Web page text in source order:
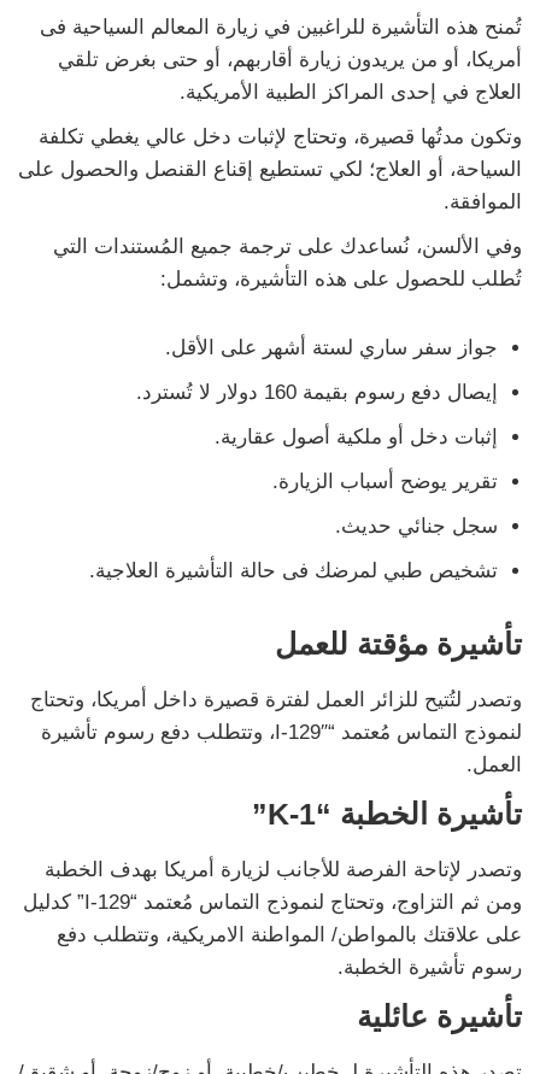
تُمنح هذه التأشيرة للراغبين في زيارة المعالم السياحية فى
أمريكا، أو من يريدون زيارة أقاربهم، أو حتى بغرض تلقي
العلاج في إحدى المراكز الطبية الأمريكية.
وتكون مدتُها قصيرة، وتحتاج لإثبات دخل عالي يغطي تكلفة
السياحة، أو العلاج؛ لكي تستطيع إقناع القنصل والحصول على
الموافقة.
وفي الألسن، نُساعدك على ترجمة جميع المُستندات التي
تُطلب للحصول على هذه التأشيرة، وتشمل:
جواز سفر ساري لستة أشهر على الأقل.
إيصال دفع رسوم بقيمة 160 دولار لا تُسترد.
إثبات دخل أو ملكية أصول عقارية.
تقرير يوضح أسباب الزيارة.
سجل جنائي حديث.
تشخيص طبي لمرضك فى حالة التأشيرة العلاجية.
تأشيرة مؤقتة للعمل
وتصدر لتُتيح للزائر العمل لفترة قصيرة داخل أمريكا، وتحتاج
لنموذج التماس مُعتمد “I-129″، وتتطلب دفع رسوم تأشيرة
العمل.
تأشيرة الخطبة “K-1”
وتصدر لإتاحة الفرصة للأجانب لزيارة أمريكا بهدف الخطبة
ومن ثم التزاوج، وتحتاج لنموذج التماس مُعتمد “I-129” كدليل
على علاقتك بالمواطن/ المواطنة الامريكية، وتتطلب دفع
رسوم تأشيرة الخطبة.
تأشيرة عائلية